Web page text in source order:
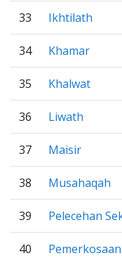
33 Ikhtilath
34 Khamar
35 Khalwat
36 Liwath
37 Maisir
38 Musahaqah
39 Pelecehan
40 Pemerkosaan